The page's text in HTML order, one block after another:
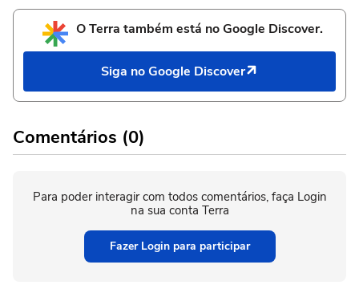
O Terra também está no Google Discover.
Siga no Google Discover
Comentários (0)
Para poder interagir com todos comentários, faça Login
na sua conta Terra
Fazer Login para participar